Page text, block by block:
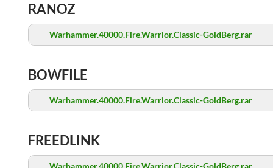
RANOZ
Warhammer.40000.Fire.Warrior.Classic-GoldBerg.rar
BOWFILE
Warhammer.40000.Fire.Warrior.Classic-GoldBerg.rar
FREEDLINK
Warhammer.40000.Fire.Warrior.Classic-GoldBerg.rar